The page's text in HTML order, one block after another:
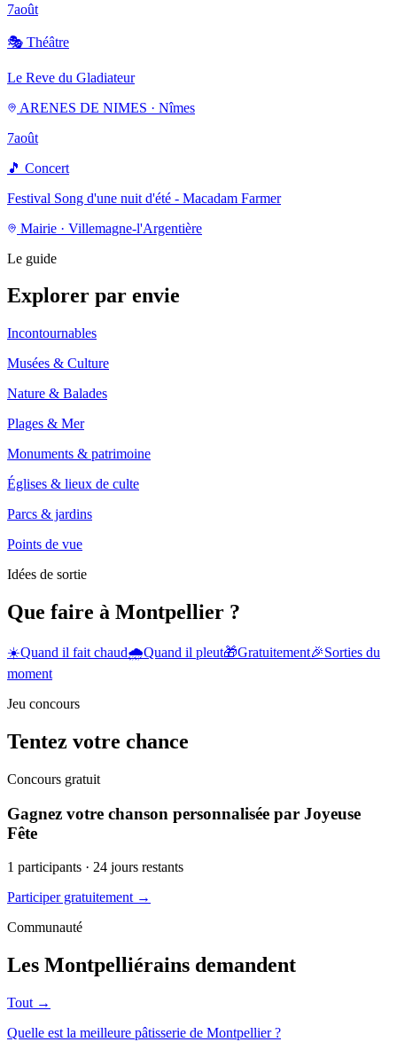
7août
🎭 Théâtre
Le Reve du Gladiateur
ARENES DE NIMES · Nîmes
7août
🎵 Concert
Festival Song d'une nuit d'été - Macadam Farmer
Mairie · Villemagne-l'Argentière
Le guide
Explorer par envie
Incontournables
Musées & Culture
Nature & Balades
Plages & Mer
Monuments & patrimoine
Églises & lieux de culte
Parcs & jardins
Points de vue
Idées de sortie
Que faire à Montpellier ?
☀️Quand il fait chaud🌧️Quand il pleut🎁Gratuitement🎉Sorties du
moment
Jeu concours
Tentez votre chance
Concours gratuit
Gagnez votre chanson personnalisée par Joyeuse
Fête
1 participants · 24 jours restants
Participer gratuitement →
Communauté
Les Montpelliérains demandent
Tout →
Quelle est la meilleure pâtisserie de Montpellier ?